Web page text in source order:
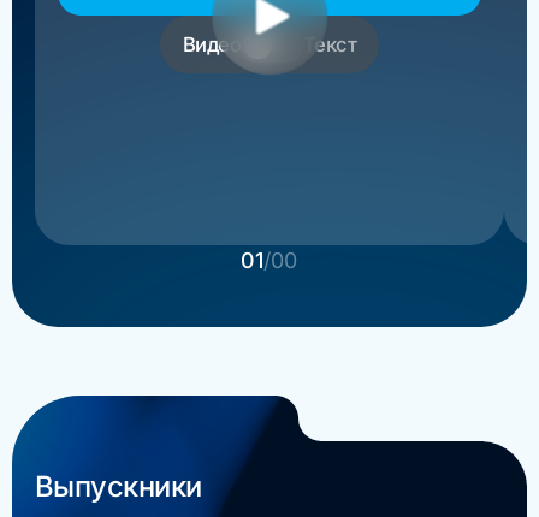
основатель РосМигрант
Видео Текст
01/00
Выпускники